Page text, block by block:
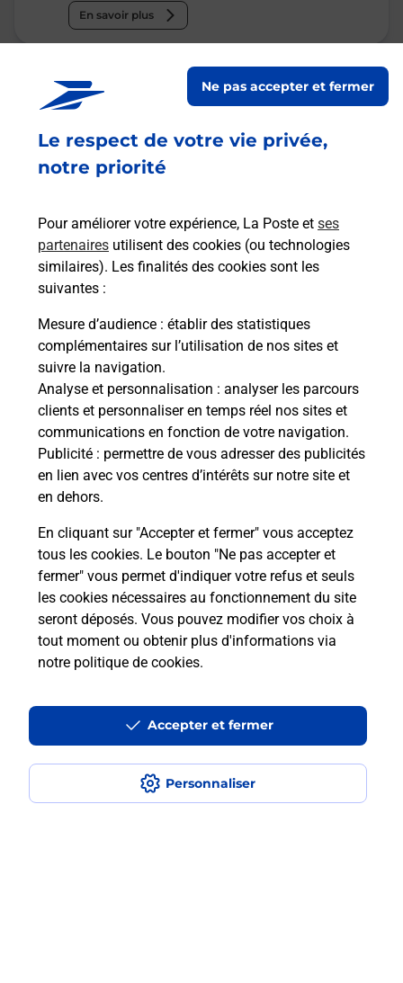
Le respect de votre vie privée,
notre priorité
Pour améliorer votre expérience, La Poste et ses
partenaires utilisent des cookies (ou technologies
similaires). Les finalités des cookies sont les
suivantes :
Mesure d’audience : établir des statistiques
complémentaires sur l’utilisation de nos sites et
suivre la navigation.
Analyse et personnalisation : analyser les parcours
clients et personnaliser en temps réel nos sites et
communications en fonction de votre navigation.
Publicité : permettre de vous adresser des publicités
en lien avec vos centres d’intérêts sur notre site et
en dehors.
En cliquant sur "Accepter et fermer" vous acceptez
tous les cookies. Le bouton "Ne pas accepter et
fermer" vous permet d'indiquer votre refus et seuls
les cookies nécessaires au fonctionnement du site
seront déposés. Vous pouvez modifier vos choix à
tout moment ou obtenir plus d'informations via
notre politique de cookies.
Personnaliser
Ne pas accepter et fermer
Accepter et fermer
En savoir plus
en ligne
En savoir plus
Questions fréquemment posées
Quel réseau utilise La Poste Mobile ?
numéro de mobile gratuitement ?
Est-ce que je peux bénéficier de la 5G
avec La Poste Mobile ?
Est-ce que je peux utiliser mon forfait
Est-ce que je peux payer mon iPhone
?